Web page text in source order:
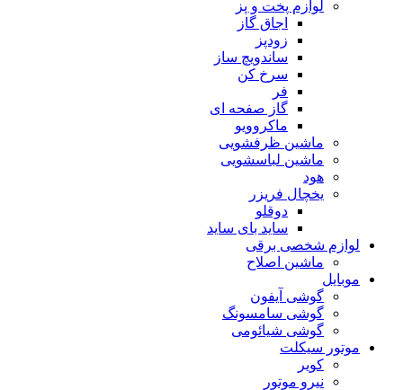
لوازم پخت و پز
اجاق گاز
زودپز
ساندویچ ساز
سرخ کن
فر
گاز صفحه ای
ماکروویو
ماشین ظرفشویی
ماشین لباسشویی
هود
یخچال فریزر
دوقلو
ساید بای ساید
لوازم شخصی برقی
ماشین اصلاح
موبایل
گوشی آیفون
گوشی سامسونگ
گوشی شیائومی
موتور سیکلت
کویر
نیرو موتور